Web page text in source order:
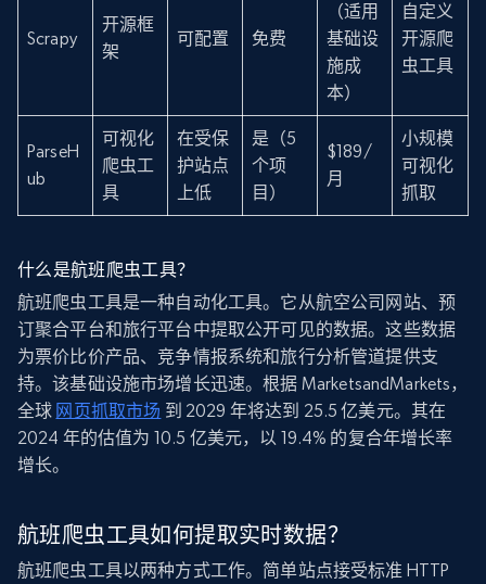
Scrapy
开源框
架
可配置 免费
（适用
基础设
施成
本）
自定义
开源爬
虫工具
ParseH
ub
可视化
爬虫工
具
在受保
护站点
上低
是（5
个项
目）
$189/
月
小规模
可视化
抓取
什么是航班爬虫工具？
航班爬虫工具是一种自动化工具。它从航空公司网站、预
订聚合平台和旅行平台中提取公开可见的数据。这些数据
为票价比价产品、竞争情报系统和旅行分析管道提供支
持。该基础设施市场增长迅速。根据 MarketsandMarkets，
全球 网页抓取市场 到 2029 年将达到 25.5 亿美元。其在
2024 年的估值为 10.5 亿美元，以 19.4% 的复合年增长率
增长。
航班爬虫工具如何提取实时数据？
航班爬虫工具以两种方式工作。简单站点接受标准 HTTP